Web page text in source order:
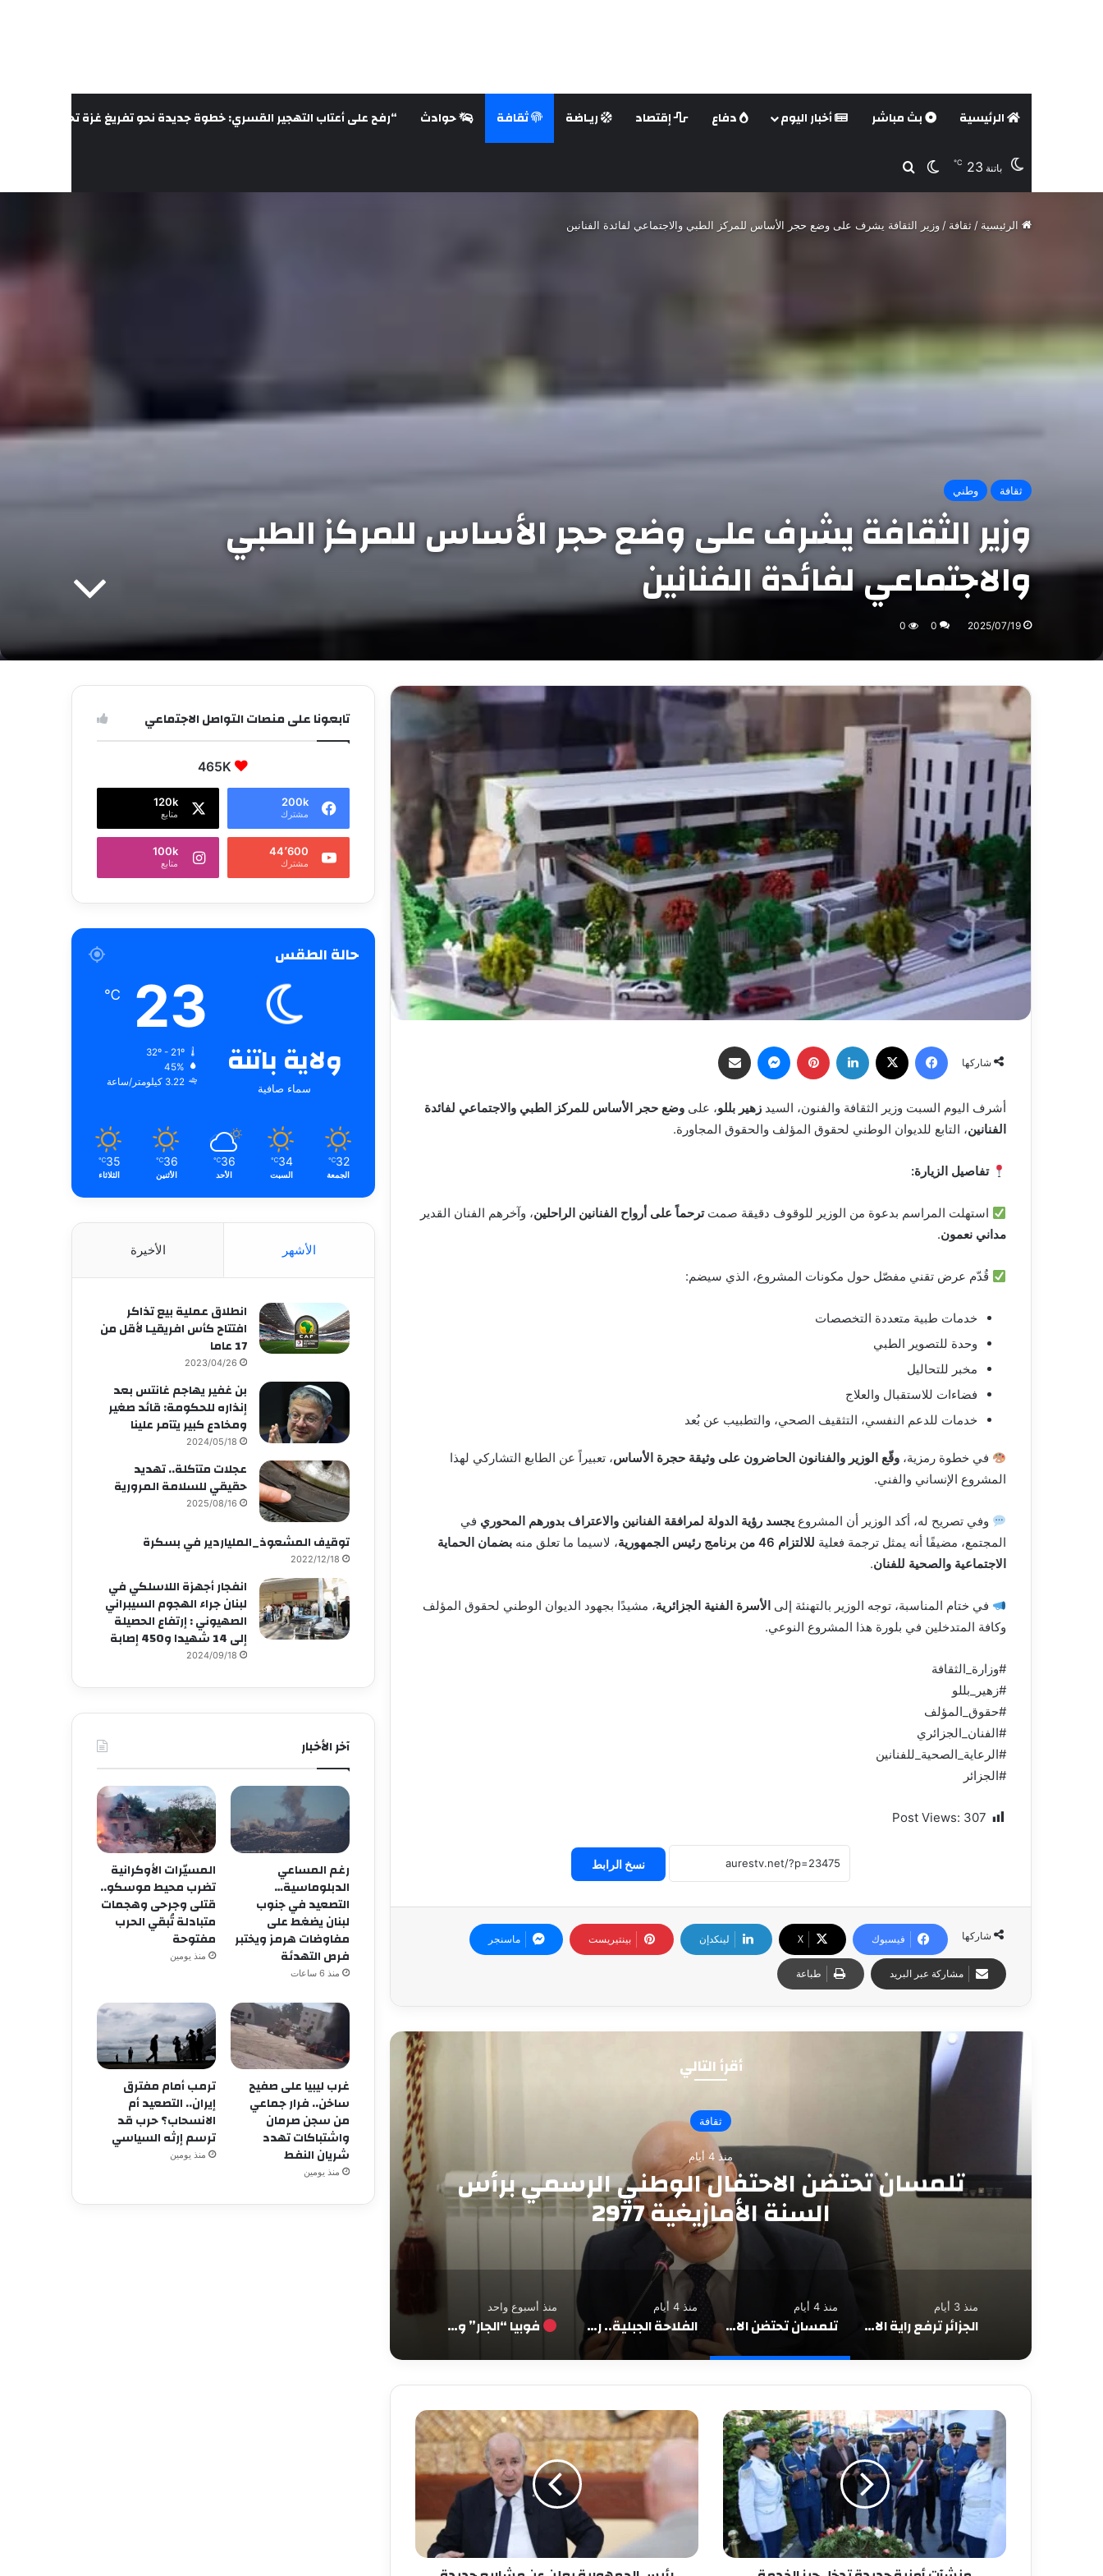
الرئيسية بث مباشر أخبار اليوم دفاع إقتصاد ريـاضة ثقافة حوادث “رفح على أعتاب التهجير القسري: خطوة جديدة نحو تفريغ غزة تحت غطاء
باتنة 23
℃ الوضع المظلم
بحث عن
الرئيسية / ثقافة / وزير الثقافة يشرف على وضع حجر الأساس للمركز الطبي والاجتماعي لفائدة الفنانين
ثقافة وطني
وزير الثقافة يشرف على وضع حجر الأساس للمركز الطبي
والاجتماعي لفائدة الفنانين
2025/07/19
0
0
شاركها
فيسبوك لينكدإن بينتيريست ماسنجر
أشرف اليوم السبت وزير الثقافة والفنون، السيد زهير بللو، على وضع حجر الأساس للمركز الطبي والاجتماعي لفائدة
الفنانين، التابع للديوان الوطني لحقوق المؤلف والحقوق المجاورة.
تفاصيل الزيارة:
استهلت المراسم بدعوة من الوزير للوقوف دقيقة صمتترحماً على أرواح الفنانين الراحلين، وآخرهم الفنان القدير
مداني نعمون.
قُدّم عرض تقني مفصّل حول مكونات المشروع، الذي سيضم:
خدمات طبية متعددة التخصصات
وحدة للتصوير الطبي
مخبر للتحاليل
فضاءات للاستقبال والعلاج
خدمات للدعم النفسي، التثقيف الصحي، والتطبيب عن بُعد
في خطوة رمزية،وقّع الوزير والفنانون الحاضرون على وثيقة حجرة الأساس، تعبيراً عن الطابع التشاركي لهذا
المشروع الإنساني والفني.
وفي تصريح له، أكد الوزير أن المشروعيجسد رؤية الدولة لمرافقة الفنانين والاعتراف بدورهم المحوري في
المجتمع، مضيفًا أنه يمثل ترجمة فعلية للالتزام 46 من برنامج رئيس الجمهورية ، لاسيما ما تعلق منه بضمان الحماية
الاجتماعية والصحية للفنان.
في ختام المناسبة، توجه الوزير بالتهنئة إلى الأسرة الفنية الجزائرية، مشيدًا بجهود الديوان الوطني لحقوق المؤلف
وكافة المتدخلين في بلورة هذا المشروع النوعي.
#وزارة_الثقافة
#زهير_بللو
#حقوق_المؤلف
#الفنان_الجزائري
#الرعاية_الصحية_للفنانين
#الجزائر
Post Views: 307
نسخ الرابط
شاركها فيسبوك X لينكدإن بينتيريست ماسنجر
مشاركة عبر البريد طباعة
أقرأ التالي
فلاحة
منذ 4 أيام
الفلاحة الجبلية.. رهان جديد لإنعاش الاقتصاد
الريفي من سكيكدة في وجه الشقيق
منذ 3 أيام
الجزائر ترفع راية الابتكار في سيلفرستون… تكريم صُنّاع أول سيارة سباق جزائرية بعد إنجاز عالمي
منذ 4 أيام
تلمسان تحتضن الاحتفال الوطني الرسمي برأس السنة الأمازيغية 2977
منذ 4 أيام
الفلاحة الجبلية.. رهان جديد لإنعاش الاقتصاد الريفي من سكيكدة
منذ أسبوع واحد
فوبيا “الجار” وصمت “الأغيار”: عن سيادة تُرفع في وجه الشقيق وتتوارى أمام الغريب
تابعونا على منصات التواصل الاجتماعي
465K
200k
مشترك
120k
متابع
44٬600
مشترك
100k
متابع
حالة الطقس
ولاية باتنة
سماء صافية
23
℃
32º - 21º
45%
3.22 كيلومتر/ساعة
32
℃
الجمعة
34
℃
السبت
36
℃
الأحد
36
℃
الأثنين
35
℃
الثلاثاء
الأشهر الأخيرة
انطلاق عملية بيع تذاكر
افتتاح كأس افريقيـا لأقل من
17 عاما
2023/04/26
بن غفير يهاجم غانتس بعد
إنذاره للحكومة: قائد صغير
ومخادع كبير يتآمر علينا
2024/05/18
عجلات متآكلة.. تهديد
حقيقي للسلامة المرورية
2025/08/16
توقيف المشعوذ_الملياردير في بسكرة
2022/12/18
انفجار أجهزة اللاسلكي في
لبنان جراء الهجوم السيبراني
الصهيوني : إرتفاع الحصيلة
إلى 14 شهيدا و450 إصابة
2024/09/18
آخر الأخبار
رغم المساعي
الدبلوماسية…
التصعيد في جنوب
لبنان يضغط على
مفاوضات هرمز ويختبر
فرص التهدئة
منذ 6 ساعات
المسيّرات الأوكرانية
تضرب محيط موسكو..
قتلى وجرحى وهجمات
متبادلة تُبقي الحرب
مفتوحة
منذ يومين
غرب ليبيا على صفيح
ساخن.. فرار جماعي
من سجن صرمان
واشتباكات تهدد
شريان النفط
منذ يومين
ترمب أمام مفترق
إيران.. التصعيد أم
الانسحاب؟ حرب قد
ترسم إرثه السياسي
منذ يومين